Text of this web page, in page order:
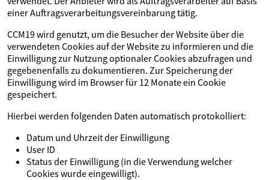
einer Auftragsverarbeitungsvereinbarung tätig.
CCM19 wird genutzt, um die Besucher der Website über die
verwendeten Cookies auf der Website zu informieren und die
Einwilligung zur Nutzung optionaler Cookies abzufragen und
gegebenenfalls zu dokumentieren. Zur Speicherung der
Einwilligung wird im Browser für 12 Monate ein Cookie
gespeichert.
Hierbei werden folgenden Daten automatisch protokolliert:
Datum und Uhrzeit der Einwilligung
User ID
Status der Einwilligung (in die Verwendung welcher
Cookies wurde eingewilligt).